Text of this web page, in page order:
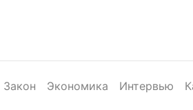
Закон Экономика Интервью